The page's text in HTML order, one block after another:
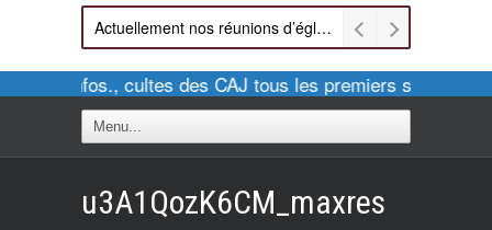
Actuellement nos réunions d’église sont retransmises sur ZOOM les dimanches à 11h et vendredis à 20h00
Pour infos., cultes des CAJ tous les premiers samedis
u3A1QozK6CM_maxres